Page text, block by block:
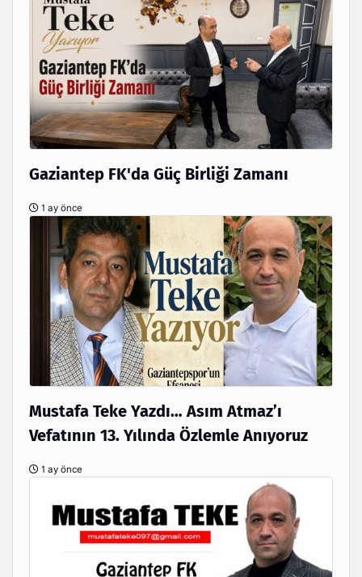
Gaziantep FK'da Güç Birliği Zamanı
1 ay önce
Mustafa Teke Yazdı… Asım Atmaz’ı
Vefatının 13. Yılında Özlemle Anıyoruz
1 ay önce